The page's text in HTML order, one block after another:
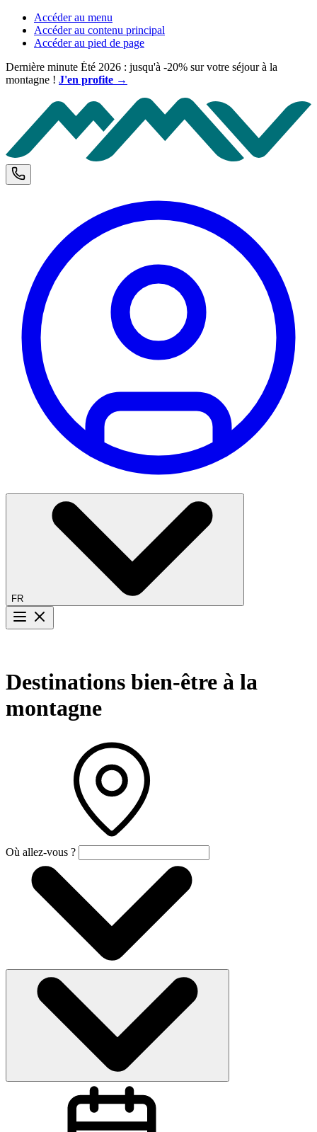
Accéder au menu
Accéder au contenu principal
Accéder au pied de page
Dernière minute Été 2026 : jusqu'à -20% sur votre séjour à la
montagne ! J'en profite →
Téléphone et horaires d'ouverture
FR
Bouton menu
Destinations bien-être à la
montagne
Où allez-vous ?